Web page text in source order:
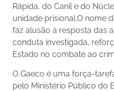
Rápida, do Canil e do
unidade prisional.O nome
faz alusão à resposta das
conduta investigada,
Estado no combate ao
O Gaeco é uma força-
pelo Ministério Público do